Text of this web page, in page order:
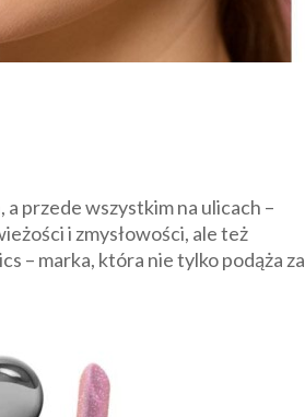
przede wszystkim na ulicach –
i zmysłowości, ale też
– marka, która nie tylko podąża za